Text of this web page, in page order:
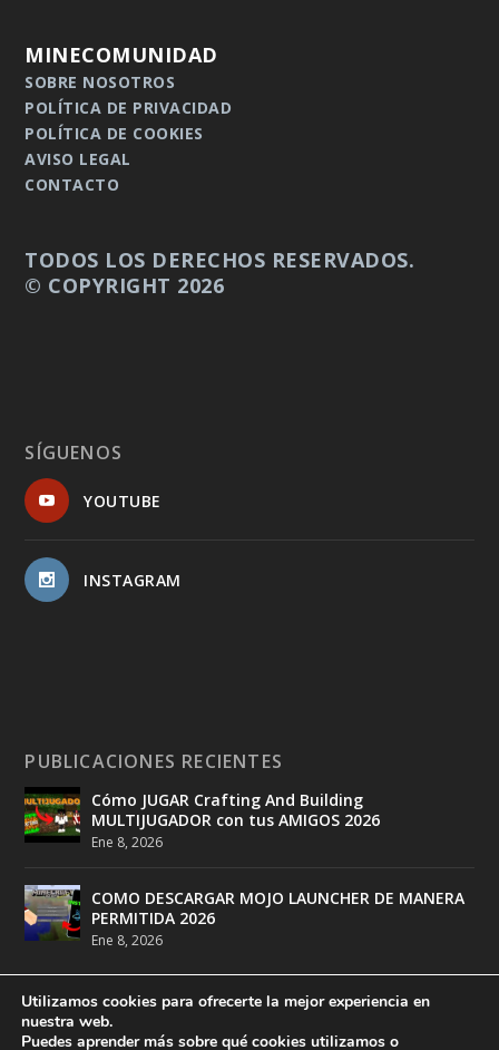
MINECOMUNIDAD
SOBRE NOSOTROS
POLÍTICA DE PRIVACIDAD
POLÍTICA DE COOKIES
AVISO LEGAL
CONTACTO
TODOS LOS DERECHOS RESERVADOS.
© COPYRIGHT 2026
SÍGUENOS
YOUTUBE
INSTAGRAM
PUBLICACIONES RECIENTES
Cómo JUGAR Crafting And Building
MULTIJUGADOR con tus AMIGOS 2026
Ene 8, 2026
COMO DESCARGAR MOJO LAUNCHER DE MANERA
PERMITIDA 2026
Ene 8, 2026
Utilizamos cookies para ofrecerte la mejor experiencia en
nuestra web.
Puedes aprender más sobre qué cookies utilizamos o